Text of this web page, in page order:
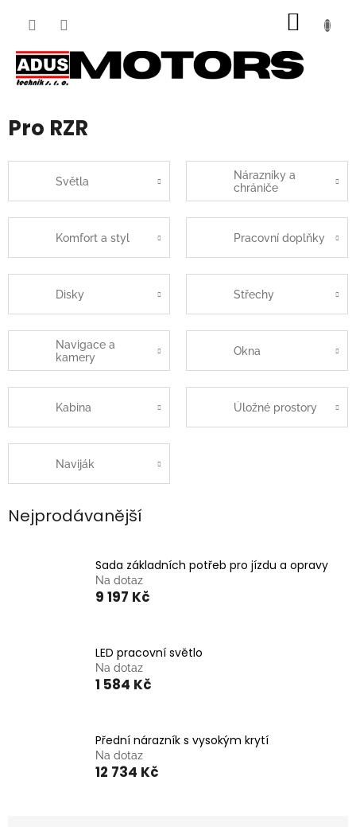
Pro RZR
Světla
Nárazníky a
chrániče
Komfort a styl Pracovní doplňky
Disky Střechy
Navigace a
kamery
Okna
Kabina Úložné prostory
Naviják
Nejprodávanější
Sada základních potřeb pro jízdu a opravy
Na dotaz
9 197 Kč
LED pracovní světlo
Na dotaz
1 584 Kč
Přední nárazník s vysokým krytí
Na dotaz
12 734 Kč